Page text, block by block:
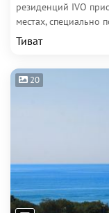
резиденций IVO
местах, специально
Тиват
20